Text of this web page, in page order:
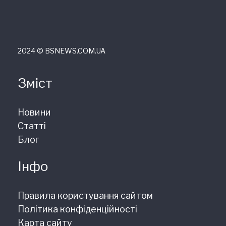
2024 © ВSNEWS.COM.UA
Зміст
Новини
Статті
Блог
Інфо
Правила користування сайтом
Політика конфіденційності
Карта сайту